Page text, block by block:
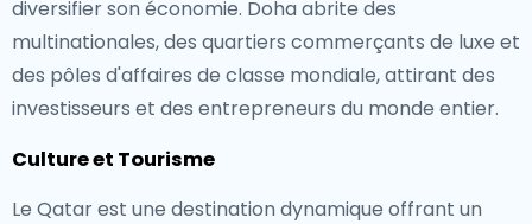
diversifier son économie. Doha abrite des
multinationales, des quartiers commerçants de luxe et
des pôles d'affaires de classe mondiale, attirant des
investisseurs et des entrepreneurs du monde entier.
Culture et Tourisme
Le Qatar est une destination dynamique offrant un